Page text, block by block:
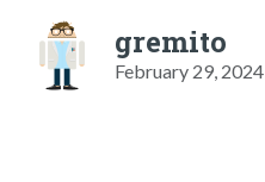
gremito
February 29, 2024